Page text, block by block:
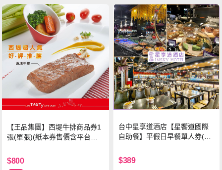
【王品集團】西堤牛排商品券1
張(單張)(紙本券售價含平台物
$800
台中星享道酒店【星饗道國際
自助餐】平假日早餐單人券(M
$389